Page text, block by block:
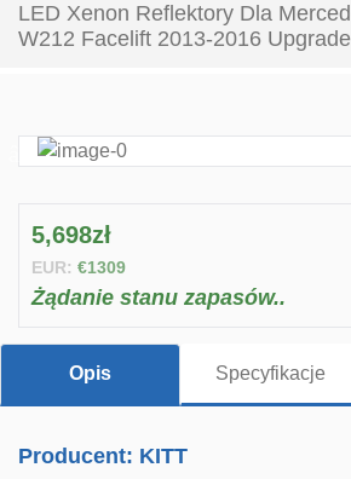
LED Xenon Reflektory Dla
W212 Facelift 2013-2016
5,698zł
EUR: €1309
Żądanie stanu zapasów..
Opis Specyfikacje
Producent: KITT